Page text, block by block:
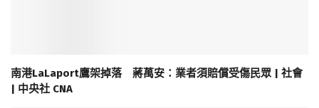
南港LaLaport鷹架掉落 蔣萬安：業者須賠償受傷民眾 | 社會
| 中央社 CNA